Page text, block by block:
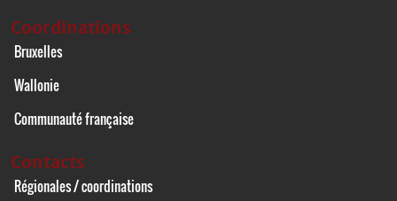
Coordinations
Bruxelles
Wallonie
Communauté française
Contacts
Régionales / coordinations